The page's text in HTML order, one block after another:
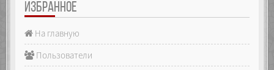
ИЗБРАННОЕ
На главную
Пользователи